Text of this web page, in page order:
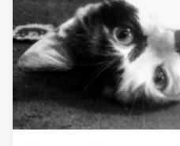
Notícias Outros
Receitas Redes Sociais